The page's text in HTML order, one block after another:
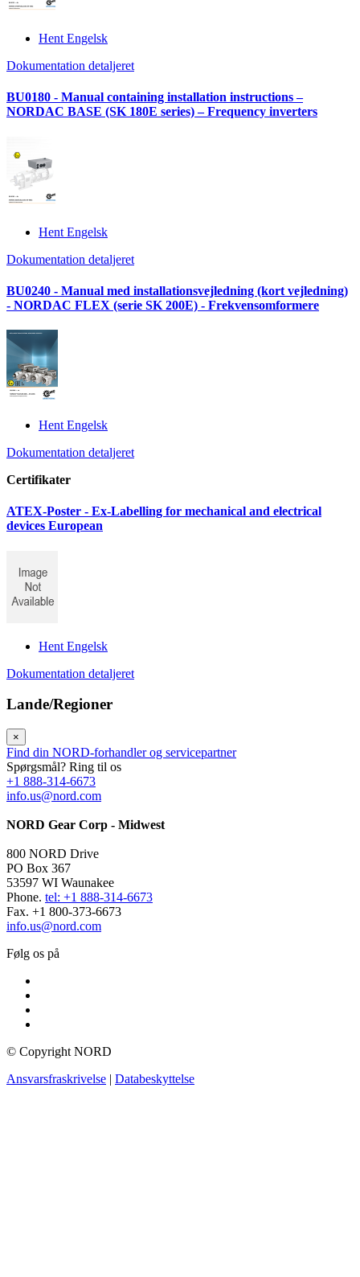
Hent Engelsk
Dokumentation detaljeret
BU0180 - Manual containing installation instructions –
NORDAC BASE (SK 180E series) – Frequency inverters
Hent Engelsk
Dokumentation detaljeret
BU0240 - Manual med installationsvejledning (kort vejledning)
- NORDAC FLEX (serie SK 200E) - Frekvensomformere
Hent Engelsk
Dokumentation detaljeret
Certifikater
ATEX-Poster - Ex-Labelling for mechanical and electrical
devices European
Hent Engelsk
Dokumentation detaljeret
Lande/Regioner
×
Find din NORD-forhandler og servicepartner
Spørgsmål? Ring til os
+1 888-314-6673
info.us@nord.com
NORD Gear Corp - Midwest
800 NORD Drive
PO Box 367
53597 WI Waunakee
Phone. tel: +1 888-314-6673
Fax. +1 800-373-6673
info.us@nord.com
Følg os på
© Copyright NORD
Ansvarsfraskrivelse | Databeskyttelse